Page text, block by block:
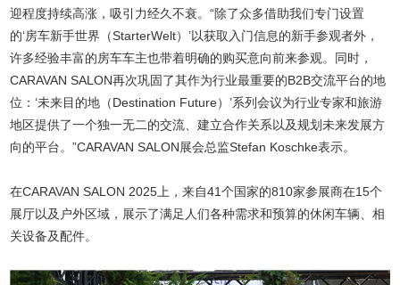
迎程度持续高涨，吸引力经久不衰。“除了众多借助我们专门设置
的‘房车新手世界（StarterWelt）’以获取入门信息的新手参观者外，
许多经验丰富的房车车主也带着明确的购买意向前来参观。同时，
CARAVAN SALON再次巩固了其作为行业最重要的B2B交流平台的地
位：‘未来目的地（Destination Future）’系列会议为行业专家和旅游
地区提供了一个独一无二的交流、建立合作关系以及规划未来发展方
向的平台。”CARAVAN SALON展会总监Stefan Koschke表示。
在CARAVAN SALON 2025上，来自41个国家的810家参展商在15个
展厅以及户外区域，展示了满足人们各种需求和预算的休闲车辆、相
关设备及配件。